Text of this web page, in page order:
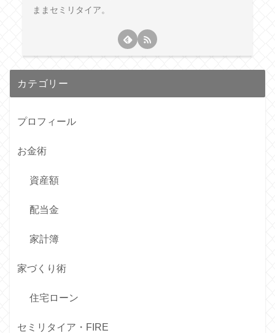
ままセミリタイア。
カテゴリー
プロフィール
お金術
資産額
配当金
家計簿
家づくり術
住宅ローン
セミリタイア・FIRE